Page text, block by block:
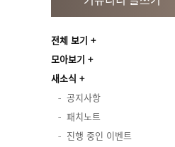
전체 보기
모아보기
새소식
공지사항
패치노트
진행 중인 이벤트